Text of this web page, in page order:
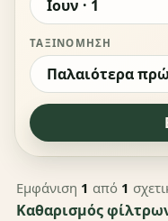
ΤΑΞΙΝΌΜΗΣΗ
Εμφάνιση 1 από 1
Καθαρισμός